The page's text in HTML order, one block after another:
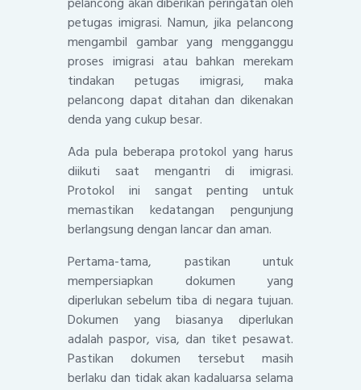
petugas imigrasi. Namun, jika pelancong
mengambil gambar yang mengganggu
proses imigrasi atau bahkan merekam
tindakan petugas imigrasi, maka
pelancong dapat ditahan dan dikenakan
denda yang cukup besar.
Ada pula beberapa protokol yang harus
diikuti saat mengantri di imigrasi.
Protokol ini sangat penting untuk
memastikan kedatangan pengunjung
berlangsung dengan lancar dan aman.
Pertama-tama, pastikan untuk
mempersiapkan dokumen yang
diperlukan sebelum tiba di negara tujuan.
Dokumen yang biasanya diperlukan
adalah paspor, visa, dan tiket pesawat.
Pastikan dokumen tersebut masih
berlaku dan tidak akan kadaluarsa selama